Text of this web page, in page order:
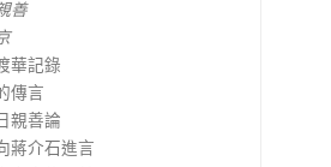
善
記錄
傳言
親善論
介石進言